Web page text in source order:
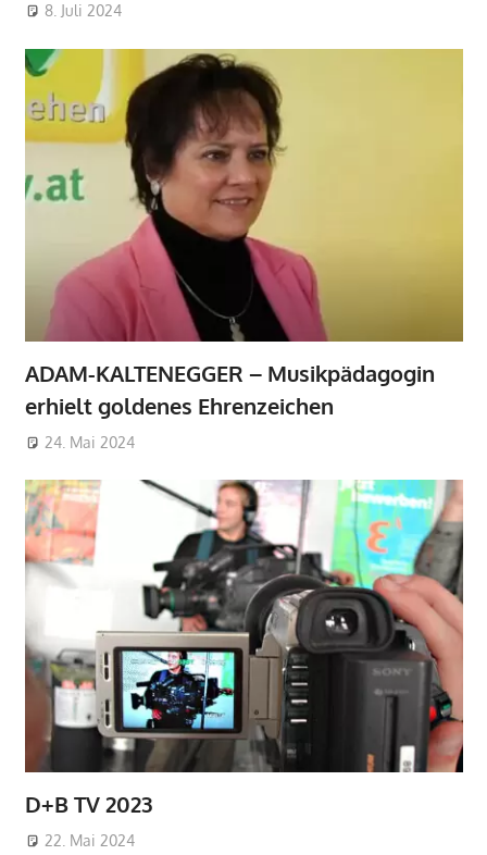
8. Juli 2024
ADAM-KALTENEGGER – Musikpädagogin
erhielt goldenes Ehrenzeichen
24. Mai 2024
D+B TV 2023
22. Mai 2024